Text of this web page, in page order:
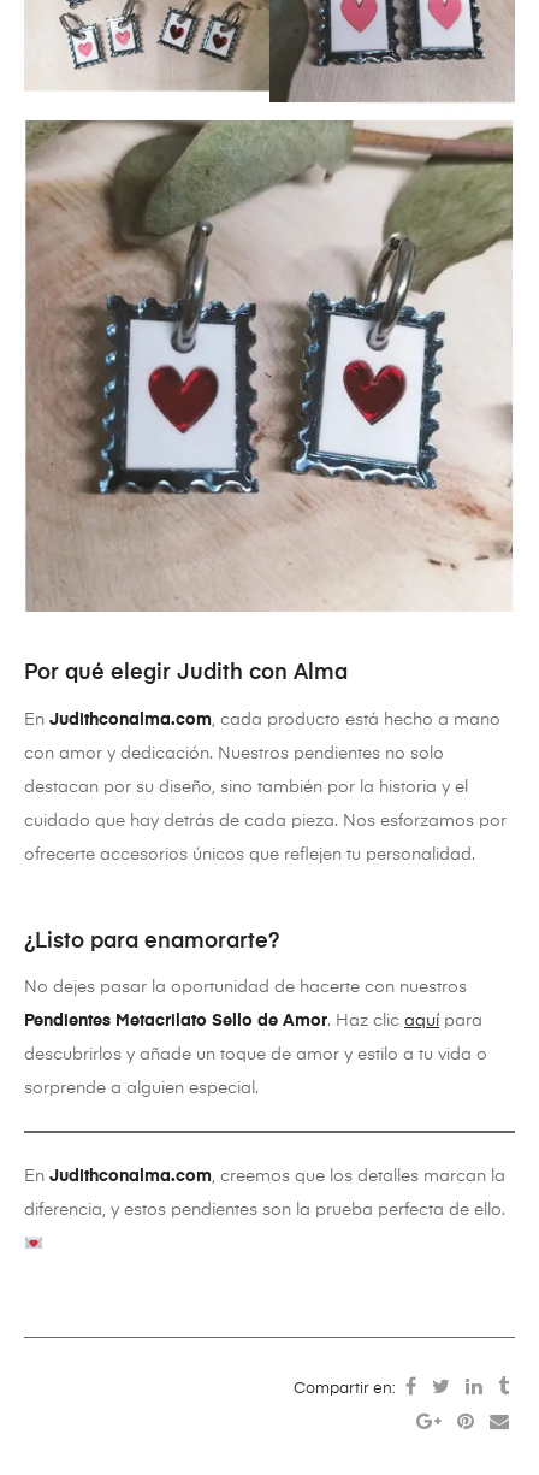
Por qué elegir Judith con Alma
En Judithconalma.com, cada producto está hecho a mano
con amor y dedicación. Nuestros pendientes no solo
destacan por su diseño, sino también por la historia y el
cuidado que hay detrás de cada pieza. Nos esforzamos por
ofrecerte accesorios únicos que reflejen tu personalidad.
¿Listo para enamorarte?
No dejes pasar la oportunidad de hacerte con nuestros
Pendientes Metacrilato Sello de Amor. Haz clic aquí para
descubrirlos y añade un toque de amor y estilo a tu vida o
sorprende a alguien especial.
En Judithconalma.com, creemos que los detalles marcan la
diferencia, y estos pendientes son la prueba perfecta de ello.
Compartir en: